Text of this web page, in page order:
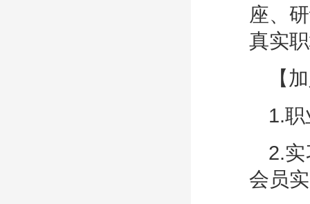
座、
真实
【
1.
2.
会员